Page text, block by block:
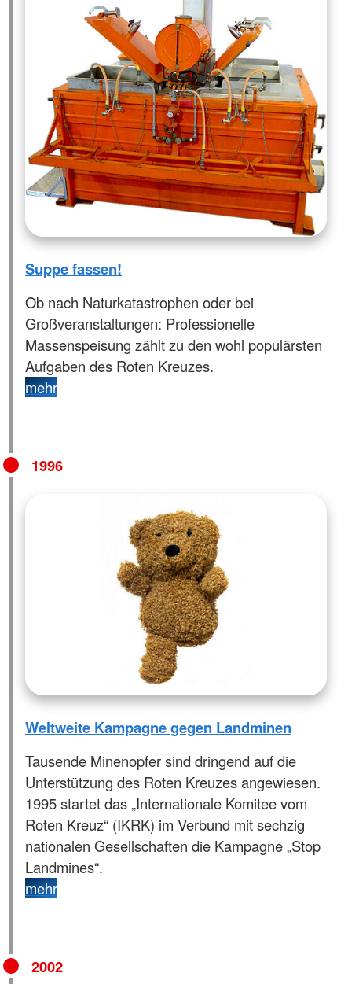
Suppe fassen!
Ob nach Naturkatastrophen oder bei
Großveranstaltungen: Professionelle
Massenspeisung zählt zu den wohl populärsten
Aufgaben des Roten Kreuzes.
mehr
1996
Weltweite Kampagne gegen Landminen
Tausende Minenopfer sind dringend auf die
Unterstützung des Roten Kreuzes angewiesen.
1995 startet das „Internationale Komitee vom
Roten Kreuz“ (IKRK) im Verbund mit sechzig
nationalen Gesellschaften die Kampagne „Stop
Landmines“.
mehr
2002